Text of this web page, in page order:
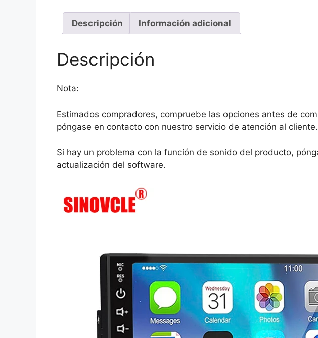
Descripción Información adicional
Descripción
Nota:
Estimados compradores, compruebe las opciones antes de
póngase en contacto con nuestro servicio de atención al cliente.
Si hay un problema con la función de sonido del producto,
actualización del software.